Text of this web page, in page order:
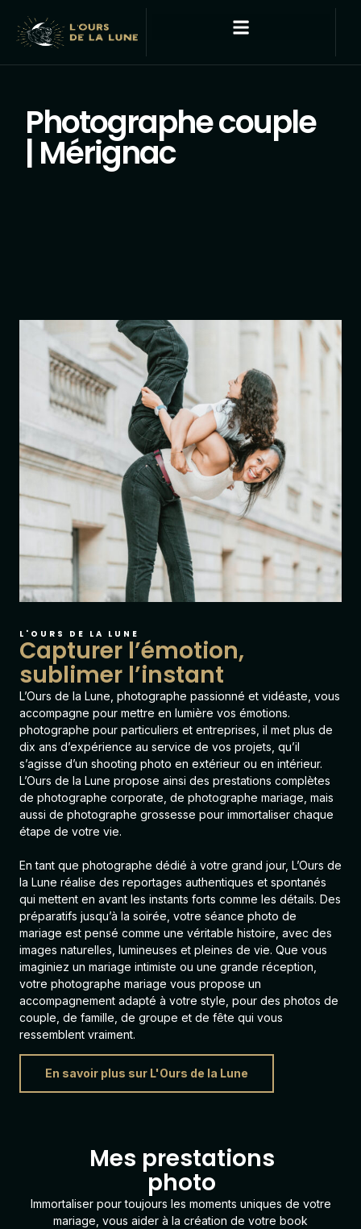
Photographe couple
| Mérignac
L'OURS DE LA LUNE
Capturer l’émotion,
sublimer l’instant
L’Ours de la Lune , photographe passionné et vidéaste, vous
accompagne pour mettre en lumière vos émotions.
photographe pour particuliers et entreprises, il met plus de
dix ans d’expérience au service de vos projets, qu’il
s’agisse d’un shooting photo en extérieur ou en intérieur.
L’Ours de la Lune propose ainsi des prestations complètes
de photographe corporate, de photographe mariage , mais
aussi de photographe grossesse pour immortaliser chaque
étape de votre vie.
En tant que photographe dédié à votre grand jour, L’Ours de
la Lune réalise des reportages authentiques et spontanés
qui mettent en avant les instants forts comme les détails. Des
préparatifs jusqu’à la soirée, votre séance photo de
mariage est pensé comme une véritable histoire, avec des
images naturelles, lumineuses et pleines de vie. Que vous
imaginiez un mariage intimiste ou une grande réception,
votre photographe mariage vous propose un
accompagnement adapté à votre style, pour des photos de
couple, de famille, de groupe et de fête qui vous
ressemblent vraiment.
En savoir plus sur L'Ours de la Lune
Mes prestations
photo
Immortaliser pour toujours les moments uniques de votre
mariage, vous aider à la création de votre book